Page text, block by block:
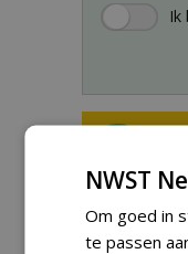
NWST
Om goed in
te passen